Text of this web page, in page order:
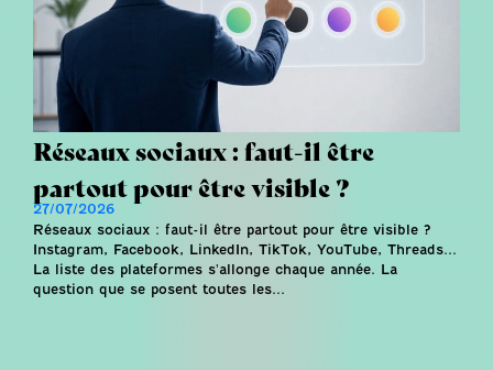
Réseaux sociaux : faut-il être
partout pour être visible ?
27/07/2026
Réseaux sociaux : faut-il être partout pour être visible ?
Instagram, Facebook, LinkedIn, TikTok, YouTube, Threads...
La liste des plateformes s'allonge chaque année. La
question que se posent toutes les...